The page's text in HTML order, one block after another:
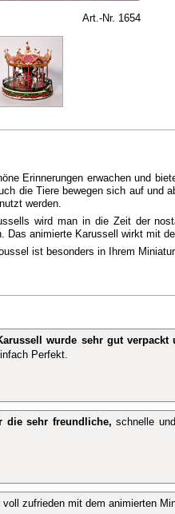
Art.-Nr. 1654
Erinnerungen erwachen und
die Tiere bewegen sich auf und
werden.
wird man in die Zeit der
Das animierte Karussell wirkt mit
ist besonders in Ihrem
wurde sehr gut
Perfekt.
die sehr freundliche, schnelle
voll zufrieden mit dem animierten